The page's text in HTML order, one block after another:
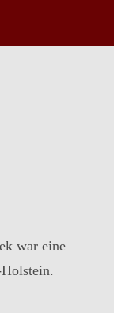
war eine